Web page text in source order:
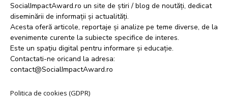
SocialImpactAward.ro un site de știri / blog de noutăți, dedicat
diseminării de informații și actualități.
Acesta oferă articole, reportaje și analize pe teme diverse, de la
evenimente curente la subiecte specifice de interes.
Este un spațiu digital pentru informare și educație.
Contactati-ne oricand la adresa:
contact@SocialImpactAward.ro
Politica de cookies (GDPR)